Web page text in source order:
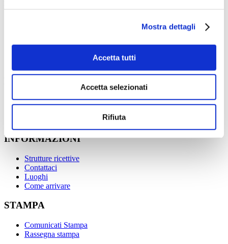
Mostra dettagli
Accetta tutti
Accetta selezionati
Rifiuta
Ingresso libero
Progetti realizzati
INFORMAZIONI
Strutture ricettive
Contattaci
Luoghi
Come arrivare
STAMPA
Comunicati Stampa
Rassegna stampa